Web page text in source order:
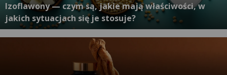
Izoflawony — czym są, jakie mają właściwości, w
jakich sytuacjach się je stosuje?